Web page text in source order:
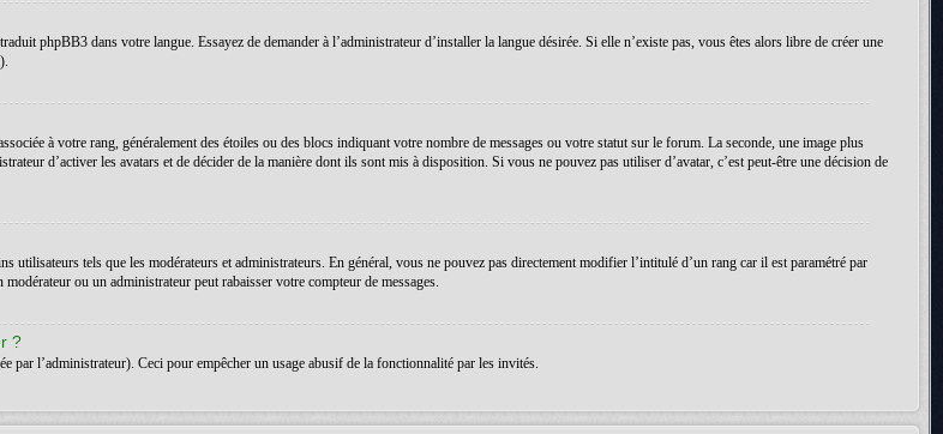
phpBB3 dans votre langue. Essayez de demander à l’administrateur d’installer la langue désirée. Si elle n’existe pas, vous êtes alors libre de créer une
à votre rang, généralement des étoiles ou des blocs indiquant votre nombre de messages ou votre statut sur le forum. La seconde, une image plus
d’activer les avatars et de décider de la manière dont ils sont mis à disposition. Si vous ne pouvez pas utiliser d’avatar, c’est peut-être une décision de
tels que les modérateurs et administrateurs. En général, vous ne pouvez pas directement modifier l’intitulé d’un rang car il est paramétré par
ou un administrateur peut rabaisser votre compteur de messages.
?
par l’administrateur). Ceci pour empêcher un usage abusif de la fonctionnalité par les invités.